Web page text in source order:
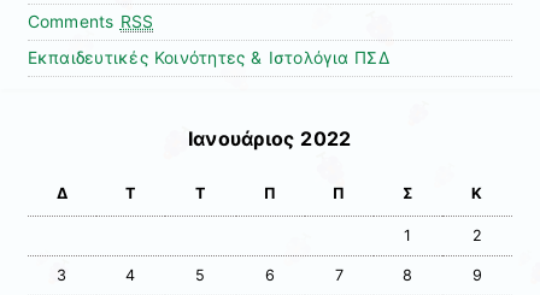
Comments RSS
Εκπαιδευτικές Κοινότητες & Ιστολόγια ΠΣΔ
Ιανουάριος 2022
Δ Τ Τ Π Π Σ Κ
1 2
3 4 5 6 7 8 9